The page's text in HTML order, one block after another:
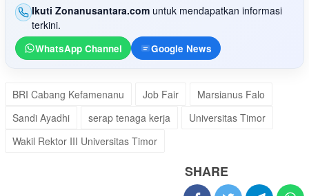
Ikuti Zonanusantara.com untuk mendapatkan informasi
terkini.
WhatsApp Channel Google News
BRI Cabang Kefamenanu Job Fair
Marsianus Falo
Sandi Ayadhi
serap tenaga kerja
Universitas Timor
Wakil Rektor III Universitas Timor
SHARE